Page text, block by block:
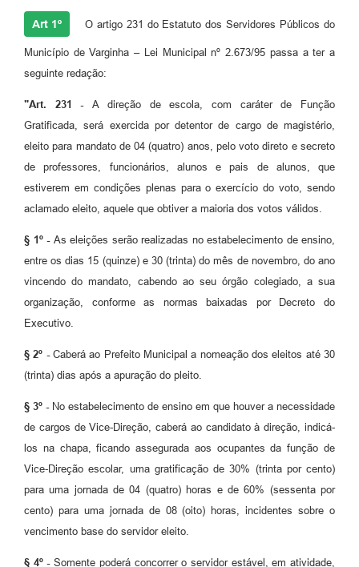
Art 1º O artigo 231 do Estatuto dos Servidores Públicos do
Município de Varginha – Lei Municipal nº 2.673/95 passa a ter a
seguinte redação:
"Art. 231 -A direção de escola, com caráter de Função
Gratificada, será exercida por detentor de cargo de magistério,
eleito para mandato de 04 (quatro) anos, pelo voto direto e secreto
de professores, funcionários, alunos e pais de alunos, que
estiverem em condições plenas para o exercício do voto, sendo
aclamado eleito, aquele que obtiver a maioria dos votos válidos.
§ 1º - As eleições serão realizadas no estabelecimento de ensino,
entre os dias 15 (quinze) e 30 (trinta) do mês de novembro, do ano
vincendo do mandato, cabendo ao seu órgão colegiado, a sua
organização, conforme as normas baixadas por Decreto do
Executivo.
§ 2º - Caberá ao Prefeito Municipal a nomeação dos eleitos até 30
(trinta) dias após a apuração do pleito.
§ 3º - No estabelecimento de ensino em que houver a necessidade
de cargos de Vice-Direção, caberá ao candidato à direção, indicá-
los na chapa, ficando assegurada aos ocupantes da função de
Vice-Direção escolar, uma gratificação de 30% (trinta por cento)
para uma jornada de 04 (quatro) horas e de 60% (sessenta por
cento) para uma jornada de 08 (oito) horas, incidentes sobre o
vencimento base do servidor eleito.
§ 4º -Somente poderá concorrer o servidor estável, em atividade,